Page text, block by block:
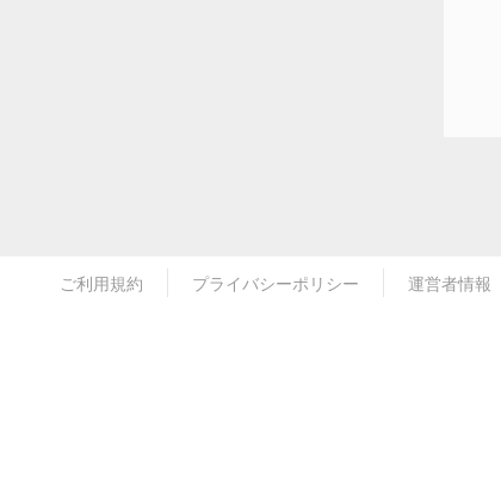
ご利用規約 プライバシーポリシー 運営者情報